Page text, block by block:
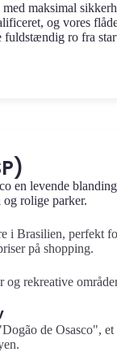
maksimal
og vores
fuldstændig ro fra
en levende
rolige parker.
i Brasilien, perfekt
på shopping.
og rekreative
de Osasco", et